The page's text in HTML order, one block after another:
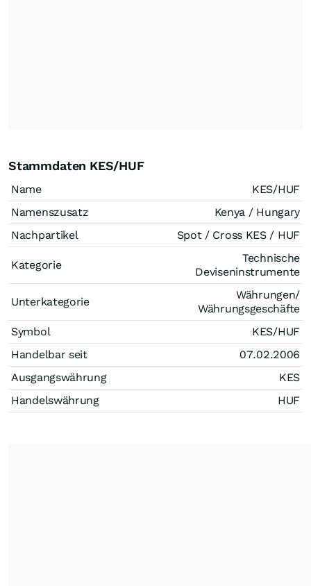
Stammdaten KES/HUF
Name
KES/HUF
Namenszusatz
Kenya / Hungary
Nachpartikel
Spot / Cross KES / HUF
Kategorie
Technische
Deviseninstrumente
Unterkategorie
Währungen/
Währungsgeschäfte
Symbol
KES/HUF
Handelbar seit
07.02.2006
Ausgangswährung
KES
Handelswährung
HUF